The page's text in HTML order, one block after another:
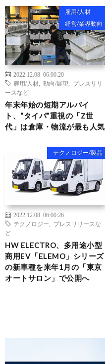
雇用/人材
経営/業界動向
2022.12.08 06:00:20
雇用/人材
動向/展望
プレスリリ
ースなど
年末年始の短期アルバイ
ト、“タイパ”重視の「Z世
代」は倉庫・物流が最も人気
テクノロジー/製品
2022.12.08 06:00:26
テクノロジー
プレスリリースな
ど
HW ELECTRO、多用途小型
商用EV「ELEMO」シリーズ
の新車種を来年1月の「東京
オートサロン」で公開へ